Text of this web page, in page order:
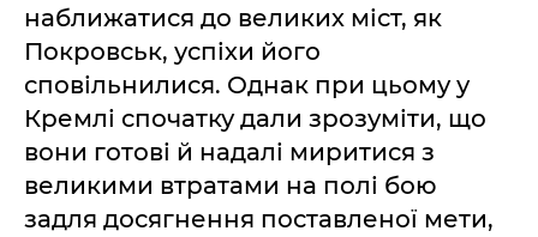
наближатися до великих міст, як
Покровськ, успіхи його
сповільнилися. Однак при цьому у
Кремлі спочатку дали зрозуміти, що
вони готові й надалі миритися з
великими втратами на полі бою
задля досягнення поставленої мети,